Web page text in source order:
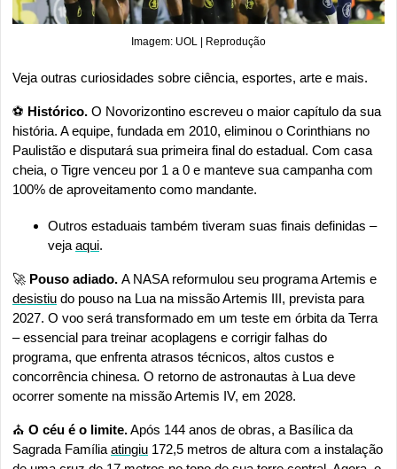
Imagem: UOL | Reprodução
Veja outras curiosidades sobre ciência, esportes, arte e mais.
⚽ Histórico. O Novorizontino escreveu o maior capítulo da sua
história. A equipe, fundada em 2010, eliminou o Corinthians no
Paulistão e disputará sua primeira final do estadual. Com casa
cheia, o Tigre venceu por 1 a 0 e manteve sua campanha com
100% de aproveitamento como mandante.
Outros estaduais também tiveram suas finais definidas –
veja aqui.
🚀 Pouso adiado.
desistiu do pouso na Lua na missão Artemis III, prevista para
2027. O voo será transformado em um teste em órbita da Terra
– essencial para treinar acoplagens e corrigir falhas do
programa, que enfrenta atrasos técnicos, altos custos e
concorrência chinesa. O retorno de astronautas à Lua deve
ocorrer somente na missão Artemis IV, em 2028.
⛪ O céu é o limite. Após 144 anos de obras, a Basílica da
Sagrada Família atingiu 172,5 metros de altura com a instalação